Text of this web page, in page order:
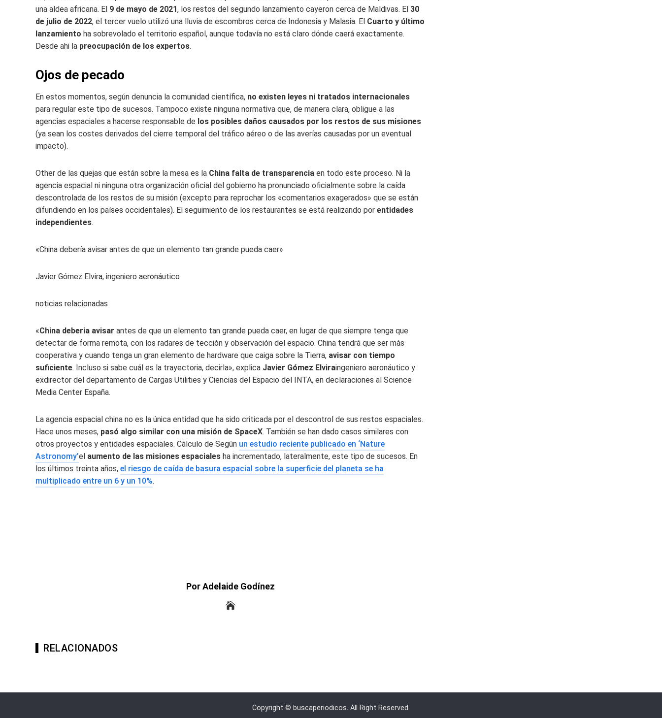
una aldea africana. El 9 de mayo de 2021, los restos del segundo lanzamiento cayeron cerca de Maldivas. El 30
de julio de 2022, el tercer vuelo utilizó una lluvia de escombros cerca de Indonesia y Malasia. El Cuarto y último
lanzamiento ha sobrevolado el territorio español, aunque todavía no está claro dónde caerá exactamente.
Desde ahi la preocupación de los expertos.
Ojos de pecado
En estos momentos, según denuncia la comunidad científica, no existen leyes ni tratados internacionales
para regular este tipo de sucesos. Tampoco existe ninguna normativa que, de manera clara, obligue a las
agencias espaciales a hacerse responsable de los posibles daños causados ​​​​por los restos de sus misiones
(ya sean los costes derivados del cierre temporal del tráfico aéreo o de las averías causadas por un eventual
impacto).
Other de las quejas que están sobre la mesa es la China falta de transparencia en todo este proceso. Ni la
agencia espacial ni ninguna otra organización oficial del gobierno ha pronunciado oficialmente sobre la caída
descontrolada de los restos de su misión (excepto para reprochar los «comentarios exagerados» que se están
difundiendo en los países occidentales). El seguimiento de los restaurantes se está realizando por entidades
independientes.
«China debería avisar antes de que un elemento tan grande pueda caer»
Javier Gómez Elvira, ingeniero aeronáutico
noticias relacionadas
«China deberia avisar antes de que un elemento tan grande pueda caer, en lugar de que siempre tenga que
detectar de forma remota, con los radares de tección y observación del espacio. China tendrá que ser más
cooperativa y cuando tenga un gran elemento de hardware que caiga sobre la Tierra, avisar con tiempo
suficiente. Incluso si sabe cuál es la trayectoria, decirla», explica Javier Gómez Elviraingeniero aeronáutico y
exdirector del departamento de Cargas Utilities y Ciencias del Espacio del INTA, en declaraciones al Science
Media Center España.
La agencia espacial china no es la única entidad que ha sido criticada por el descontrol de sus restos espaciales.
Hace unos meses, pasó algo similar con una misión de SpaceX. También se han dado casos similares con
otros proyectos y entidades espaciales. Cálculo de Según un estudio reciente publicado en ‘Nature
Astronomy’el aumento de las misiones espaciales ha incrementado, lateralmente, este tipo de sucesos. En
los últimos treinta años, el riesgo de caída de basura espacial sobre la superficie del planeta se ha
multiplicado entre un 6 y un 10%.
Por Adelaide Godínez
RELACIONADOS
Copyright © buscaperiodicos. All Right Reserved.